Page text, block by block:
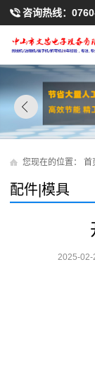
咨询热线：
您现在的位置： 首
配件|模具
2025-02-